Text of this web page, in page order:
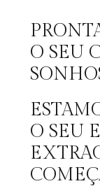
O SEU
O SEU